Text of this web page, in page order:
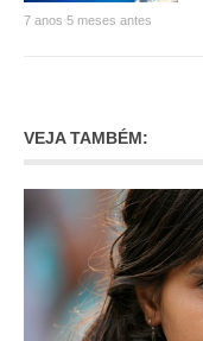
7 anos 5 meses antes
VEJA TAMBÉM: